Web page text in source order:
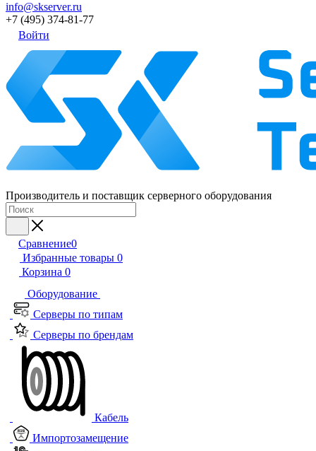
info@skserver.ru
+7 (495) 374-81-77
Войти
Производитель и поставщик серверного оборудования
Сравнение0
Избранные товары 0
Корзина 0
Оборудование
Серверы по типам
Серверы по брендам
Кабель
Импортозамещение